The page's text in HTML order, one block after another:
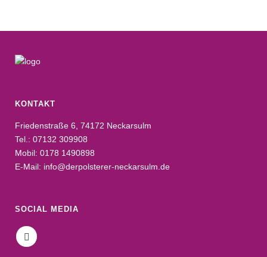
KONTAKT
Friedenstraße 6, 74172 Neckarsulm
Tel.: 07132 309908
Mobil: 0178 1490898
E-Mail: info@derpolsterer-neckarsulm.de
SOCIAL MEDIA